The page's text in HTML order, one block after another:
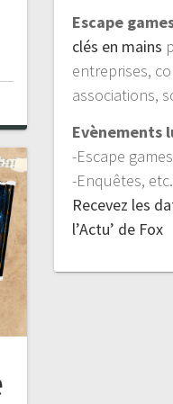
Escape
clés en mains
entreprises,
associations,
Evènements
-Escape games
-Enquêtes, etc.
Recevez les
l’Actu’ de Fox